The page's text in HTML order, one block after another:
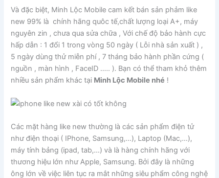
Và đặc biệt, Minh Lộc Mobile cam kết bán sản phảm like
new 99% là chính hãng quôc tế,chất lượng loại A+, máy
nguyên zin , chưa qua sửa chữa , Với chế độ bảo hành cực
hấp dẫn : 1 đổi 1 trong vòng 50 ngày ( Lỗi nhà sản xuất ) ,
5 ngày dùng thử miễn phí , 7 tháng bảo hành phần cứng (
nguồn , màn hình , FaceID ….. ). Bạn có thể tham khỏ thêm
nhiều sản phẩm khác tại Minh Lộc Mobile nhé !
Các mặt hàng like new thường là các sản phẩm điện tử
như điện thoại ( IPhone, Samsung,…), Laptop (Mac,…),
máy tính bảng (ipad, tab,…) và là hàng chính hãng với
thương hiệu lớn như Apple, Samsung. Bởi đây là những
ông lớn về việc liên tục ra mắt những siêu phẩm công nghệ